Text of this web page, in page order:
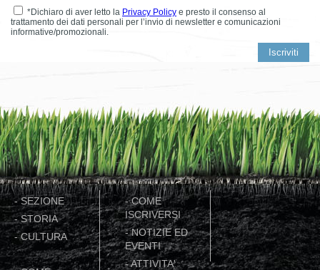
*Dichiaro di aver letto la Privacy Policy e presto il consenso al
trattamento dei dati personali per l’invio di newsletter e comunicazioni
informative/promozionali.
-SEZIONE
-STORIA
-CULTURA
-COME
ISCRIVERSI
-NOTIZIE ED
EVENTI
-ATTIVITA'